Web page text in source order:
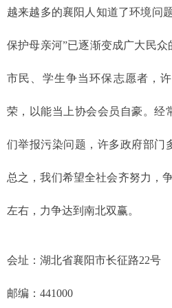
越来越多的襄阳人知道了环境问
保护母亲河”已逐渐变成广大民众
市民、学生争当环保志愿者，
荣，以能当上协会会员自豪。经
们举报污染问题，许多政府部门
总之，我们希望全社会齐努力，
左右，力争达到南北双赢。
会址：湖北省襄阳市长征路22号
邮编：441000